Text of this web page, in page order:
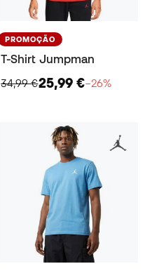
PROMOÇÃO
T-Shirt Jumpman
34,99 €25,99 €−26%